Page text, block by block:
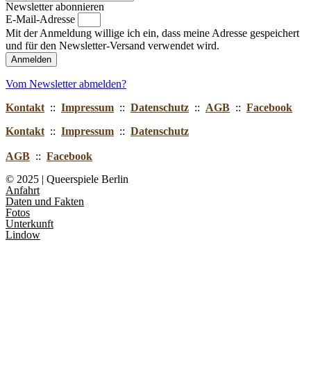
Newsletter abonnieren
E-Mail-Adresse
Mit der Anmeldung willige ich ein, dass meine Adresse gespeichert
und für den Newsletter-Versand verwendet wird.
Anmelden
Vom Newsletter abmelden?
Kontakt :: Impressum :: Datenschutz :: AGB :: Facebook
Kontakt :: Impressum :: Datenschutz
AGB :: Facebook
© 2025 | Queerspiele Berlin
Anfahrt
Daten und Fakten
Fotos
Unterkunft
Lindow